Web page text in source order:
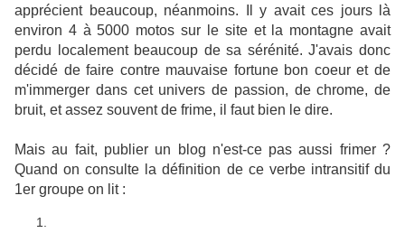
apprécient beaucoup, néanmoins. Il y avait ces jours là
environ 4 à 5000 motos sur le site et la montagne avait
perdu localement beaucoup de sa sérénité. J'avais donc
décidé de faire contre mauvaise fortune bon coeur et de
m'immerger dans cet univers de passion, de chrome, de
bruit, et assez souvent de frime, il faut bien le dire.
Mais au fait, publier un blog n'est-ce pas aussi frimer ?
Quand on consulte la définition de ce verbe intransitif du
1er groupe on lit :